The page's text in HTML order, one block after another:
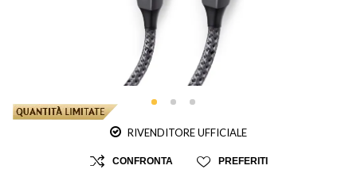
RIVENDITORE UFFICIALE
CONFRONTA PREFERITI